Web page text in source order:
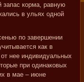
запас корма, равную
в ульях одной
по завершении
как в
нее индивидуальных
при одинаковых
в мае – июне